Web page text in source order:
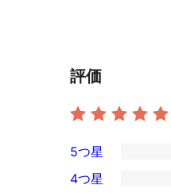
評価
1
5-
5つ星
4つ星